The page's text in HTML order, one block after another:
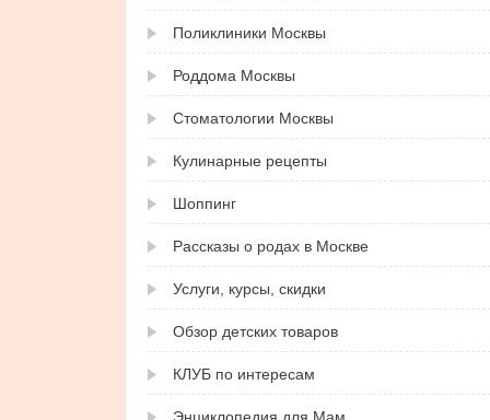
Поликлиники Москвы
Роддома Москвы
Стоматологии Москвы
Кулинарные рецепты
Шоппинг
Рассказы о родах в Москве
Услуги, курсы, скидки
Обзор детских товаров
КЛУБ по интересам